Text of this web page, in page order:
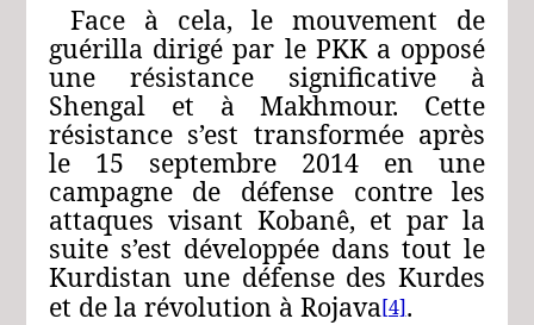
Face à cela, le mouvement de
guérilla dirigé par le PKK a opposé
une résistance significative à
Shengal et à Makhmour. Cette
résistance s’est transformée après
le 15 septembre 2014 en une
campagne de défense contre les
attaques visant Kobanê, et par la
suite s’est développée dans tout le
Kurdistan une défense des Kurdes
et de la révolution à Rojava[4].